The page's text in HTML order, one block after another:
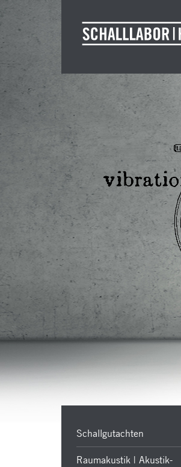
Schallgutachten
Raumakustik | Akustik-